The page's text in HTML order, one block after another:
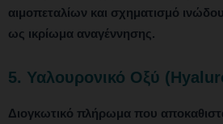
αιμοπεταλίων και σχηματισμό
ως ικρίωμα αναγέννησης.
5. Υαλουρονικό Οξύ
Διογκωτικό πλήρωμα που